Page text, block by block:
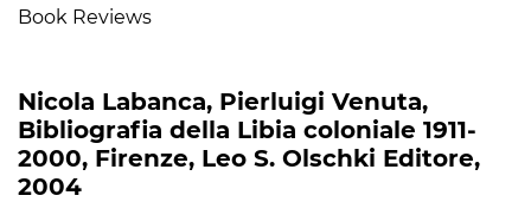
Book Reviews
Nicola Labanca, Pierluigi Venuta,
Bibliografia della Libia coloniale 1911-
2000, Firenze, Leo S. Olschki Editore,
2004